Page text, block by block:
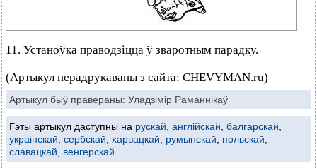
11. Устаноўка праводзіцца ў зваротным парадку.
(Артыкул перадрукаваны з сайта: CHEVYMAN.ru)
Артыкул быў правераны: Уладзімір Раманнікаў
Гэты артыкул даступны на рускай англійскай балгарскай
украінскай сербскай харвацкай румынскай польскай
славацкай
венгерскай